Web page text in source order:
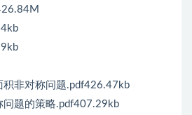
非对称问题.pdf426.47kb
题的策略.pdf407.29kb